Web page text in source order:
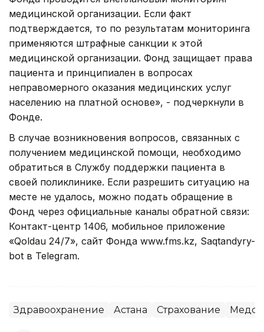
медицинской организации. Если факт
подтверждается, то по результатам мониторинга
применяются штрафные санкции к этой
медицинской организации. Фонд защищает права
пациента и принципиален в вопросах
неправомерного оказания медицинских услуг
населению на платной основе», - подчеркнули в
Фонде.
В случае возникновения вопросов, связанных с
получением медицинской помощи, необходимо
обратиться в Службу поддержки пациента в
своей поликлинике. Если разрешить ситуацию на
месте не удалось, можно подать обращение в
Фонд через официальные каналы обратной связи:
Контакт-центр 1406, мобильное приложение
«Qoldau 24/7», сайт Фонда www.fms.kz, Saqtandyry-
bot в Telegram.
Здравоохранение Астана Страхование